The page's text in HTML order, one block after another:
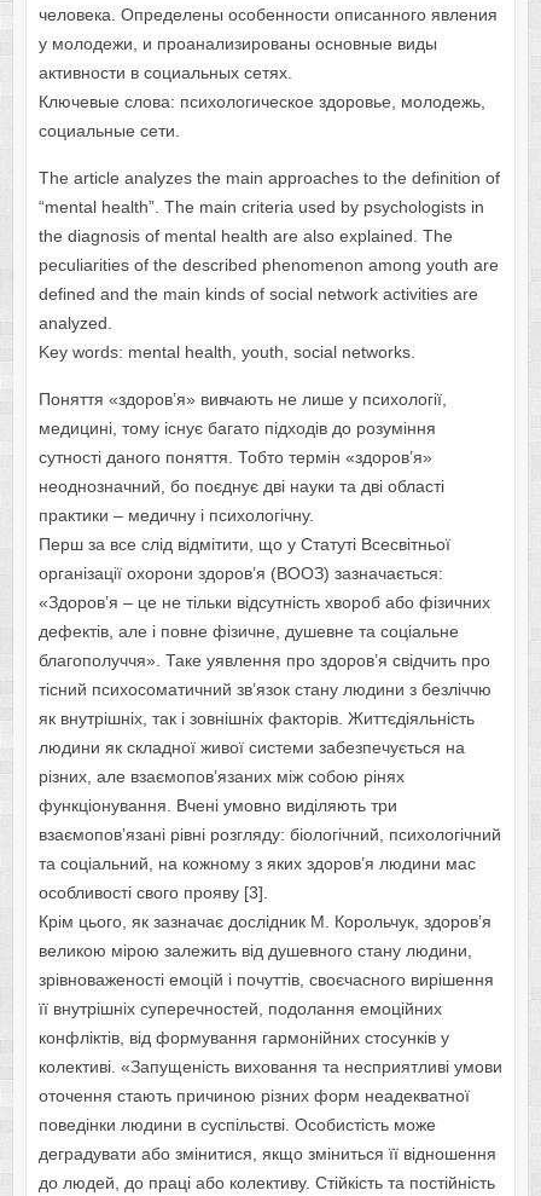
человека. Определены особенности описанного явления
у молодежи, и проанализированы основные виды
активности в социальных сетях.
Ключевые слова: психологическое здоровье, молодежь,
социальные сети.
The article analyzes the main approaches to the definition of
“mental health”. The main criteria used by psychologists in
the diagnosis of mental health are also explained. The
peculiarities of the described phenomenon among youth are
defined and the main kinds of social network activities are
analyzed.
Key words: mental health, youth, social networks.
Поняття «здоров’я» вивчають не лише у психології,
медицині, тому існує багато підходів до розуміння
сутності даного поняття. Тобто термін «здоров’я»
неоднозначний, бо поєднує дві науки та дві області
практики – медичну і психологічну.
Перш за все слід відмітити, що у Статуті Всесвітньої
організації охорони здоров’я (ВООЗ) зазначається:
«Здоров’я – це не тільки відсутність хвороб або фізичних
дефектів, але і повне фізичне, душевне та соціальне
благополуччя». Таке уявлення про здоров’я свідчить про
тісний психосоматичний зв’язок стану людини з безліччю
як внутрішніх, так і зовнішніх факторів. Життєдіяльність
людини як складної живої системи забезпечується на
різних, але взаємопов’язаних між собою рінях
функціонування. Вчені умовно виділяють три
взаємопов’язані рівні розгляду: біологічний, психологічний
та соціальний, на кожному з яких здоров’я людини мас
особливості свого прояву [3].
Крім цього, як зазначає дослідник М. Корольчук, здоров’я
великою мірою залежить від душевного стану людини,
зрівноваженості емоцій і почуттів, своєчасного вирішення
її внутрішніх суперечностей, подолання емоційних
конфліктів, від формування гармонійних стосунків у
колективі. «Запущеність виховання та несприятливі умови
оточення стають причиною різних форм неадекватної
поведінки людини в суспільстві. Особистість може
деградувати або змінитися, якщо зміниться її відношення
до людей, до праці або колективу. Стійкість та постійність